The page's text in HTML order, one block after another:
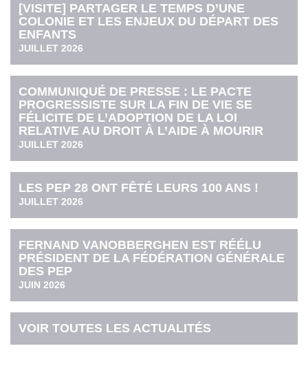
[VISITE] PARTAGER LE TEMPS D’UNE
COLONIE ET LES ENJEUX DU DÉPART DES
ENFANTS
JUILLET 2026
COMMUNIQUÉ DE PRESSE : LE PACTE
PROGRESSISTE SUR LA FIN DE VIE SE
FÉLICITE DE L’ADOPTION DE LA LOI
RELATIVE AU DROIT À L’AIDE À MOURIR
JUILLET 2026
LES PEP 28 ONT FÊTÉ LEURS 100 ANS !
JUILLET 2026
FERNAND VANOBBERGHEN EST RÉÉLU
PRÉSIDENT DE LA FÉDÉRATION GÉNÉRALE
DES PEP
JUIN 2026
VOIR TOUTES LES ACTUALITÉS